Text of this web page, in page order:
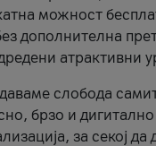
можност
дополнителна
атрактивни
слобода
брзо и
за секој